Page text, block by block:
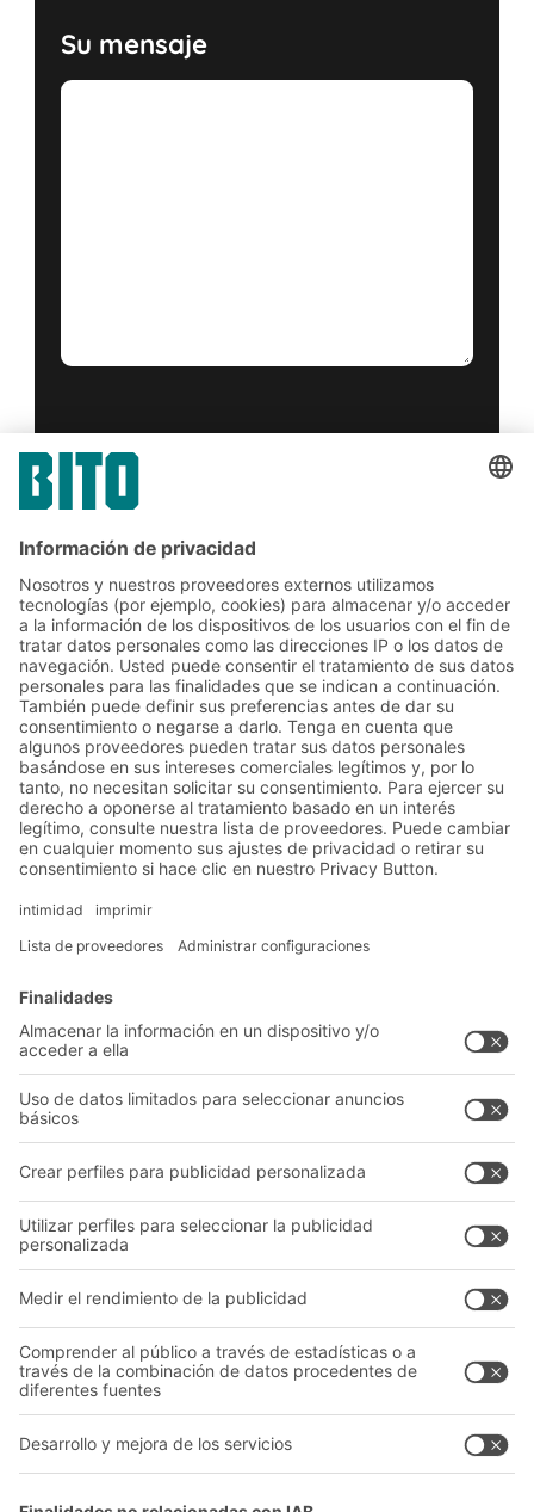
Su mensaje
Sí, he leído y acepto el
Friendly Captcha
Enviar *= Requerido
Soluciones
Soluciones intralogísticas
Sistemas de transporte
Nuestros servicios
Asesoramiento y servicio
Catálogo General
Documentos para descargar
Formulario de contacto
Empresa
Quiénes somos
Nuestra red global
Centros de producción
Follow us